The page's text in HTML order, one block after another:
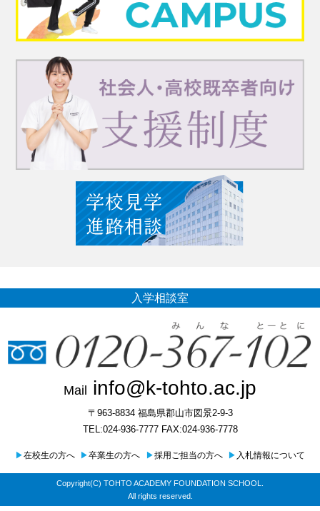
入学相談室
Mail info@k-tohto.ac.jp
〒963-8834 福島県郡山市図景2-9-3
TEL:024-936-7777 FAX:024-936-7778
▶在校生の方へ ▶卒業生の方へ ▶採用ご担当の方へ ▶ 入札情報について
Copyright(C) TOHTO ACADEMY FOUNDATION SCHOOL.
All rights reserved.